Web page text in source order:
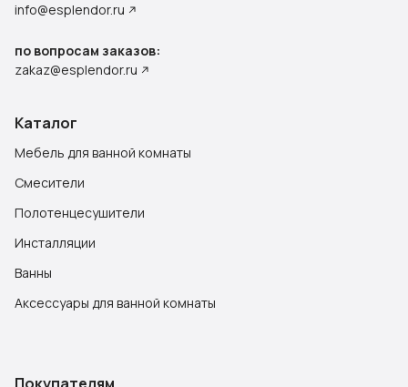
info@esplendor.ru
по вопросам заказов:
zakaz@esplendor.ru
Каталог
Мебель для ванной комнаты
Смесители
Полотенцесушители
Инсталляции
Ванны
Аксессуары для ванной комнаты